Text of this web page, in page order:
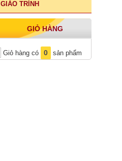
GIÁO TRÌNH
GIỎ HÀNG
Giỏ hàng có 0 sản phẩm